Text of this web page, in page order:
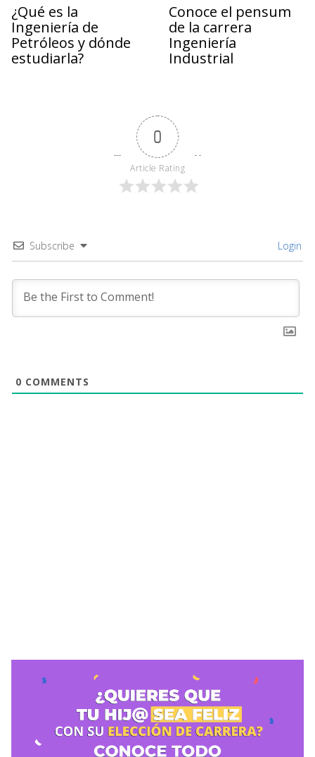
¿Qué es la
Ingeniería de
Petróleos y dónde
estudiarla?
Conoce el pensum
de la carrera
Ingeniería
Industrial
0
Article Rating
Subscribe Login
0 COMMENTS